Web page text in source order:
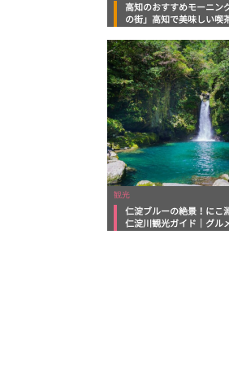
高知のおすすめモーニン
の街」高知で美味しい喫
観光
仁淀ブルーの絶景！にこ
仁淀川観光ガイド｜グル